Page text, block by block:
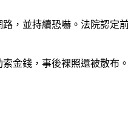
，並持續恐嚇。法院認定
金錢，事後裸照還被散布